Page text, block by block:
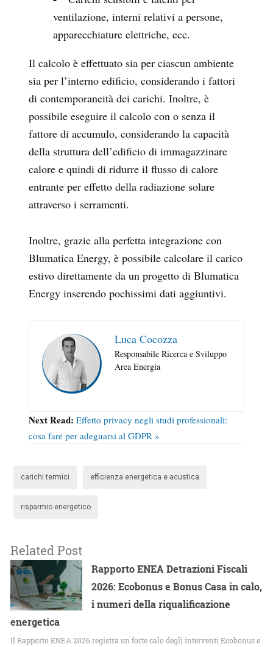
ventilazione, interni relativi a persone,
apparecchiature elettriche, ecc.
Il calcolo è effettuato sia per ciascun ambiente
sia per l’interno edificio, considerando i fattori
di contemporaneità dei carichi. Inoltre, è
possibile eseguire il calcolo con o senza il
fattore di accumulo, considerando la capacità
della struttura dell’edificio di immagazzinare
calore e quindi di ridurre il flusso di calore
entrante per effetto della radiazione solare
attraverso i serramenti.
Inoltre, grazie alla perfetta integrazione con
Blumatica Energy, è possibile calcolare il carico
estivo direttamente da un progetto di Blumatica
Energy inserendo pochissimi dati aggiuntivi.
Luca Cocozza
Responsabile Ricerca e Sviluppo
Area Energia
Next Read: Effetto privacy negli studi professionali:
cosa fare per adeguarsi al GDPR »
carichi termici efficienza energetica e acustica
risparmio energetico
Related Post
Rapporto ENEA Detrazioni Fiscali
2026: Ecobonus e Bonus Casa in calo,
i numeri della riqualificazione
energetica
Il Rapporto ENEA 2026 registra un forte calo degli interventi Ecobonus e